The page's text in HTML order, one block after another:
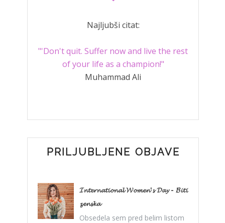
Najljubši citat:
"'Don't quit. Suffer now and live the rest
of your life as a champion!"
Muhammad Ali
PRILJUBLJENE OBJAVE
𝓘𝓷𝓽𝓮𝓻𝓷𝓪𝓽𝓲𝓸𝓷𝓪𝓵 𝓦𝓸𝓶𝓮𝓷'𝓼 𝓓𝓪𝔂 - 𝓑𝓲𝓽𝓲
𝔃𝓮𝓷𝓼𝓴𝓪
Obsedela sem pred belim listom